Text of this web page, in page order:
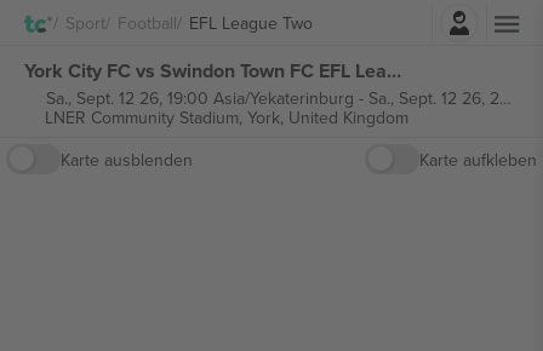
Sport Football EFL League TwoEinloggen
York City FC vs Swindon Town FC EFL League Two tickets
Sa., Sept. 12 26, 19:00 Asia/Yekaterinburg - Sa., Sept. 12 26, 20:45 Asia/Yekaterinburg
LNER Community Stadium, York, United Kingdom
Karte ausblenden
Karte aufkleben